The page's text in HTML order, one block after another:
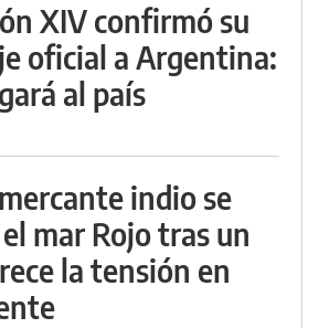
XIV confirmó su
oficial a Argentina:
al país
indio se
mar Rojo tras un
la tensión en